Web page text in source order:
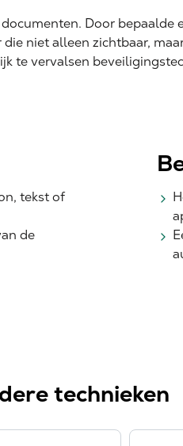
Door bepaalde
niet alleen zichtbaar,
te vervalsen
tekst of
de
technieken